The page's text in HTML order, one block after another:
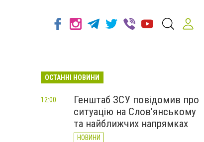
ОСТАННІ НОВИНИ
Генштаб ЗСУ повідомив про
ситуацію на Слов’янському
та найближчих напрямках
НОВИНИ
12:00